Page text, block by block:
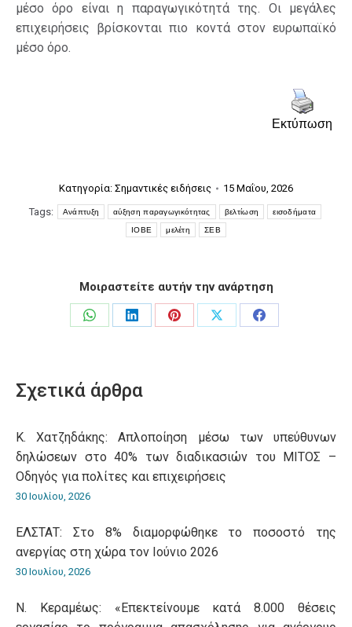
μέσο όρο είναι η παραγωγικότητά της. Οι μεγάλες
επιχειρήσεις βρίσκονται πιο κοντά στον ευρωπαϊκό
μέσο όρο.
Εκτύπωση
Κατηγορία: Σημαντικές ειδήσεις
15 Μαΐου, 2026
Tags:
Ανάπτυξη αύξηση παραγωγικότητας βελτίωση εισοδήματα
ΙΟΒΕ μελέτη ΣΕΒ
Μοιραστείτε αυτήν την ανάρτηση
Share
Share
Share
Share
Share
Σχετικά άρθρα
Κ. Χατζηδάκης: Aπλοποίηση μέσω των υπεύθυνων
δηλώσεων στο 40% των διαδικασιών του ΜΙΤΟΣ –
Οδηγός για πολίτες και επιχειρήσεις
30 Ιουλίου, 2026
ΕΛΣΤΑΤ: Στο 8% διαμορφώθηκε το ποσοστό της
ανεργίας στη χώρα τον Ιούνιο 2026
30 Ιουλίου, 2026
Ν. Κεραμέως: «Επεκτείνουμε κατά 8.000 θέσεις